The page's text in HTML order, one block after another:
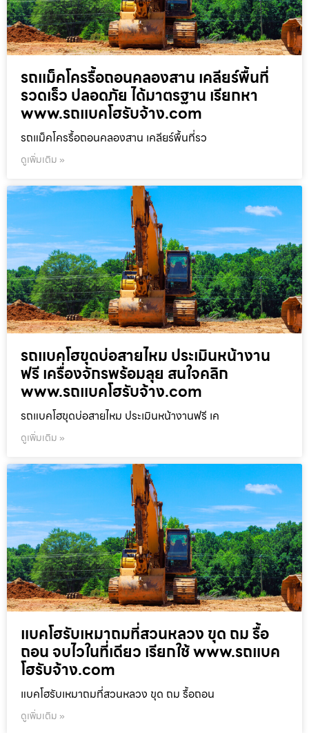
รถแม็คโครรื้อถอนคลองสาน เคลียร์พื้นที่
รวดเร็ว ปลอดภัย ได้มาตรฐาน เรียกหา
www.รถแบคโฮรับจ้าง.com
รถแม็คโครรื้อถอนคลองสาน เคลียร์พื้นที่รว
ดูเพิ่มเติม »
รถแบคโฮขุดบ่อสายไหม ประเมินหน้างาน
ฟรี เครื่องจักรพร้อมลุย สนใจคลิก
www.รถแบคโฮรับจ้าง.com
รถแบคโฮขุดบ่อสายไหม ประเมินหน้างานฟรี เค
ดูเพิ่มเติม »
แบคโฮรับเหมาถมที่สวนหลวง ขุด ถม รื้อ
ถอน จบไวในที่เดียว เรียกใช้ www.รถแบค
โฮรับจ้าง.com
แบคโฮรับเหมาถมที่สวนหลวง ขุด ถม รื้อถอน
ดูเพิ่มเติม »